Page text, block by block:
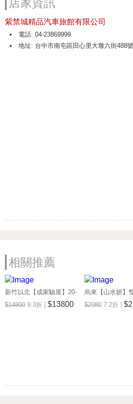
紫禁城精品汽車旅館有限公司
電話: 04-23869999
地址: 台中市南屯區田心里大墩六街488號
相關推薦
新竹以北【成家驗屋】20-
25坪 (三房格局)超值驗屋
券 (MO)
$14800 9.3折 | $13800
烏來【山水妍】
泡湯加精緻套餐-
MO26S
$2980 7.2折 |